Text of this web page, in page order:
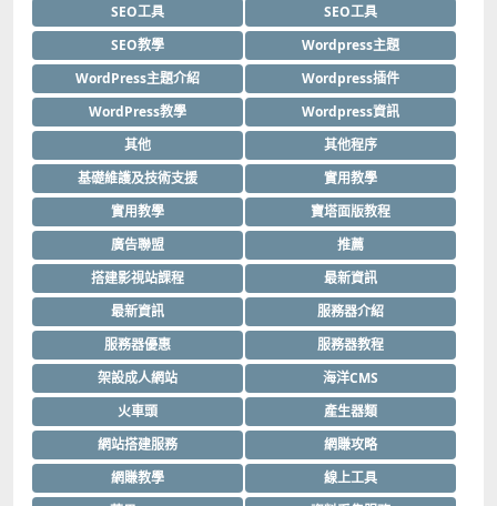
SEO工具
SEO工具
SEO教學
Wordpress主題
WordPress主題介紹
Wordpress插件
WordPress教學
Wordpress資訊
其他
其他程序
基礎維護及技術支援
實用教學
實用教學
寶塔面版教程
廣告聯盟
推薦
搭建影視站課程
最新資訊
最新資訊
服務器介紹
服務器優惠
服務器教程
架設成人網站
海洋CMS
火車頭
產生器類
網站搭建服務
網賺攻略
網賺教學
線上工具